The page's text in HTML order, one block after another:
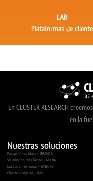
LAB
Plataformas de cliente
En CLUSTER RESEARCH
en la
Nuestras soluciones
Percepción de Marca – BRAND-E
Satisfacción del Cliente – ATYNA
Evaluación Sensorial – SENSORY
Cliente Incógnito – INCI